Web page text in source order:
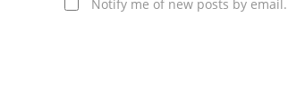
Notify me of new posts by email.